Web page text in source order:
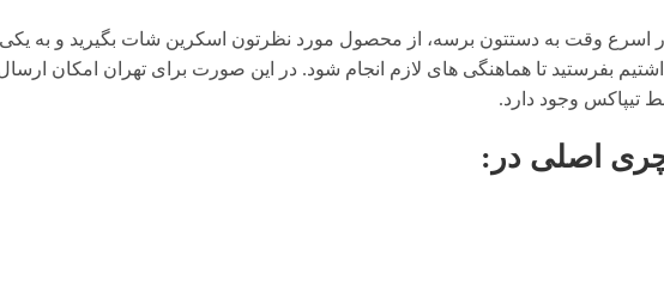
اسرع وقت به دستتون برسه، از محصول مورد نظرتون اسکرین شات بگیرید و به
بفرستید تا هماهنگی های لازم انجام شود. در این صورت برای تهران امکان
تیپاکس وجود دارد.
اصلی در: